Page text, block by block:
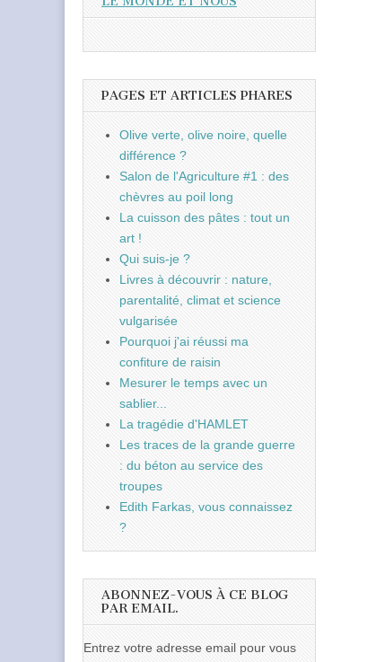
PAGES ET ARTICLES PHARES
Olive verte, olive noire, quelle
différence ?
Salon de l'Agriculture #1 : des
chèvres au poil long
La cuisson des pâtes : tout un
art !
Qui suis-je ?
Livres à découvrir : nature,
parentalité, climat et science
vulgarisée
Pourquoi j'ai réussi ma
confiture de raisin
Mesurer le temps avec un
sablier...
La tragédie d'HAMLET
Les traces de la grande guerre
: du béton au service des
troupes
Edith Farkas, vous connaissez
?
ABONNEZ-VOUS À CE BLOG
PAR EMAIL.
Entrez votre adresse email pour vous